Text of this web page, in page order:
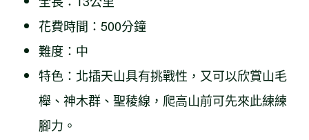
花費時間：500分鐘
難度：中
特色：北插天山具有挑戰性，又可以欣賞山毛
櫸、神木群、聖稜線，爬高山前可先來此練練
腳力。